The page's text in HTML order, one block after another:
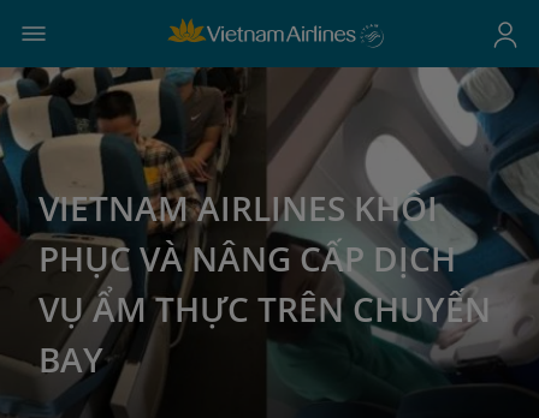
VIETNAM AIRLINES KHÔI
PHỤC VÀ NÂNG CẤP DỊCH
VỤ ẨM THỰC TRÊN CHUYẾN
BAY